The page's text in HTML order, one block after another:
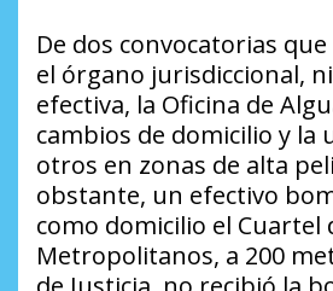
De dos convocatorias
el órgano jurisdiccional,
efectiva, la Oficina de
cambios de domicilio y la
otros en zonas de alta
obstante, un efectivo
como domicilio el Cuartel
Metropolitanos, a 200